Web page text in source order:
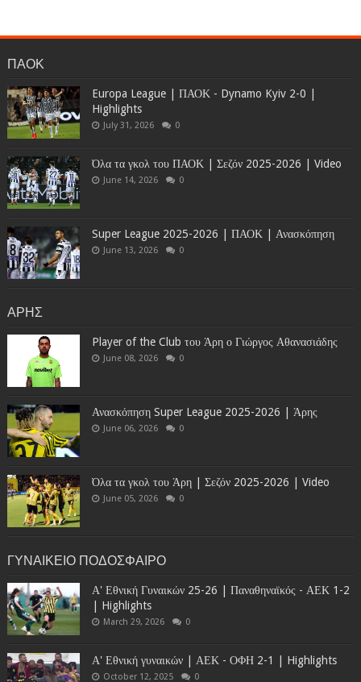
ΠΑΟΚ
Europa League | ΠΑΟΚ - Dynamo Kyiv 2-0 |
Highlights
July 31, 2026 0
Όλα τα γκολ του ΠΑΟΚ | Σεζόν 2025-2026 | Video
June 14, 2026 0
Super League 2025-2026 | ΠΑΟΚ | Ανασκόπηση
June 13, 2026 0
ΑΡΗΣ
Player of the Club του Άρη ο Γιώργος Αθανασιάδης
June 08, 2026 0
Ανασκόπηση Super League 2025-2026 | Άρης
June 06, 2026 0
Όλα τα γκολ του Άρη | Σεζόν 2025-2026 | Video
June 05, 2026 0
ΓΥΝΑΙΚΕΙΟ ΠΟΔΟΣΦΑΙΡΟ
Α' Εθνική Γυναικών 25-26 | Παναθηναϊκός - ΑΕΚ 1-2
| Highlights
March 29, 2026 0
Α' Εθνική γυναικών | ΑΕΚ - ΟΦΗ 2-1 | Highlights
October 12, 2025 0